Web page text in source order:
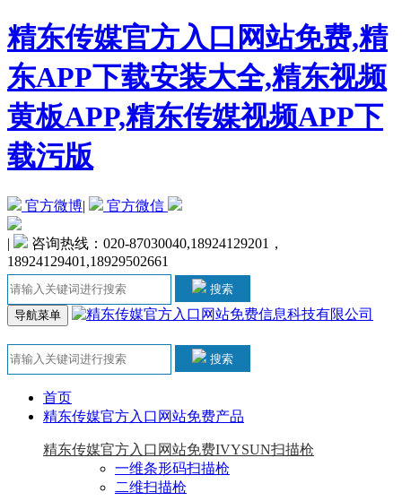
精东传媒官方入口网站免费,精
东APP下载安装大全,精东视频
黄板APP,精东传媒视频APP下
载污版
官方微博| 官方微信
|
咨询热线：020-87030040,18924129201，
18924129401,18929502661
搜索
导航菜单
搜索
首页
精东传媒官方入口网站免费产品
精东传媒官方入口网站免费IVYSUN扫描枪
一维条形码扫描枪
二维扫描枪